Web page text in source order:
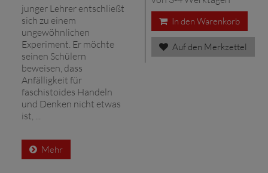
junger Lehrer entschließt
sich zu einem
ungewöhnlichen
Experiment. Er möchte
seinen Schülern
beweisen, dass
Anfälligkeit für
faschistoides Handeln
und Denken nicht etwas
ist, ...
Mehr
In den Warenkorb
Auf den Merkzettel